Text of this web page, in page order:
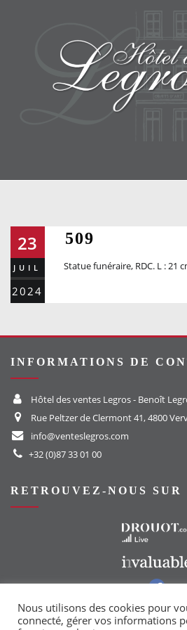
23
JUIL
2024
509
Statue funéraire, RDC. L : 21
INFORMATIONS DE
Hôtel des ventes Legros - Benoît
Rue Peltzer de Clermont 41, 4800
info@venteslegros.com
+32 (0)87 33 01 00
RETROUVEZ-NOUS SUR
Vers notre groupe Facebook
Nous utilisons des cookies pour
connecté, gérer vos informations